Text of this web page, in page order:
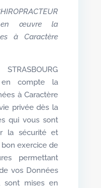
en œuvre la
à Caractère
en compte la
à Caractère
privée dès la
qui vous sont
la sécurité et
exercice de
permettant
vos Données
sont mises en